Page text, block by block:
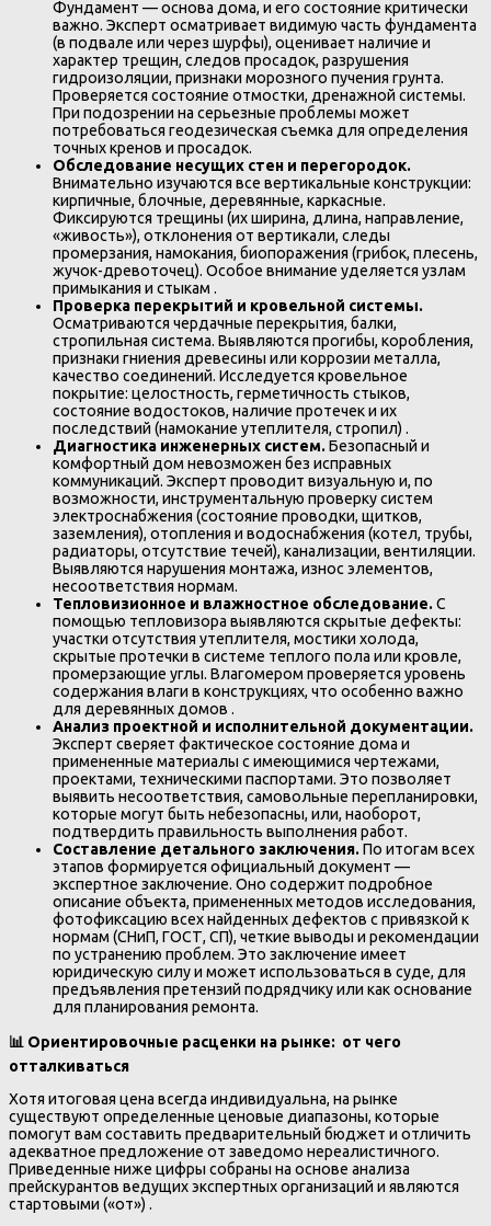
Фундамент — основа дома, и его состояние критически
важно. Эксперт осматривает видимую часть фундамента
(в подвале или через шурфы), оценивает наличие и
характер трещин, следов просадок, разрушения
гидроизоляции, признаки морозного пучения грунта.
Проверяется состояние отмостки, дренажной системы.
При подозрении на серьезные проблемы может
потребоваться геодезическая съемка для определения
точных кренов и просадок.
Обследование несущих стен и перегородок.
Внимательно изучаются все вертикальные конструкции:
кирпичные, блочные, деревянные, каркасные.
Фиксируются трещины (их ширина, длина, направление,
«живость»), отклонения от вертикали, следы
промерзания, намокания, биопоражения (грибок, плесень,
жучок-древоточец). Особое внимание уделяется узлам
примыкания и стыкам .
Проверка перекрытий и кровельной системы.
Осматриваются чердачные перекрытия, балки,
стропильная система. Выявляются прогибы, коробления,
признаки гниения древесины или коррозии металла,
качество соединений. Исследуется кровельное
покрытие: целостность, герметичность стыков,
состояние водостоков, наличие протечек и их
последствий (намокание утеплителя, стропил) .
Диагностика инженерных систем.Безопасный и
комфортный дом невозможен без исправных
коммуникаций. Эксперт проводит визуальную и, по
возможности, инструментальную проверку систем
электроснабжения (состояние проводки, щитков,
заземления), отопления и водоснабжения (котел, трубы,
радиаторы, отсутствие течей), канализации, вентиляции.
Выявляются нарушения монтажа, износ элементов,
несоответствия нормам.
Тепловизионное и влажностное обследование.С
помощью тепловизора выявляются скрытые дефекты:
участки отсутствия утеплителя, мостики холода,
скрытые протечки в системе теплого пола или кровле,
промерзающие углы. Влагомером проверяется уровень
содержания влаги в конструкциях, что особенно важно
для деревянных домов .
Анализ проектной и исполнительной документации.
Эксперт сверяет фактическое состояние дома и
примененные материалы с имеющимися чертежами,
проектами, техническими паспортами. Это позволяет
выявить несоответствия, самовольные перепланировки,
которые могут быть небезопасны, или, наоборот,
подтвердить правильность выполнения работ.
Составление детального заключения.По итогам всех
этапов формируется официальный документ —
экспертное заключение. Оно содержит подробное
описание объекта, примененных методов исследования,
фотофиксацию всех найденных дефектов с привязкой к
нормам (СНиП, ГОСТ, СП), четкие выводы и рекомендации
по устранению проблем. Это заключение имеет
юридическую силу и может использоваться в суде, для
предъявления претензий подрядчику или как основание
для планирования ремонта.
📊 Ориентировочные расценки на рынке: от чего
отталкиваться
Хотя итоговая цена всегда индивидуальна, на рынке
существуют определенные ценовые диапазоны, которые
помогут вам составить предварительный бюджет и отличить
адекватное предложение от заведомо нереалистичного.
Приведенные ниже цифры собраны на основе анализа
прейскурантов ведущих экспертных организаций и являются
стартовыми («от») .